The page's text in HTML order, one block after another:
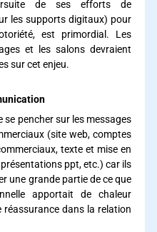
de ses efforts de
les supports digitaux) pour
est primordial. Les
et les salons devraient
sur cet enjeu.
se pencher sur les messages
(site web, comptes
texte et mise en
ppt, etc.) car ils
une grande partie de ce que
apportait de chaleur
réassurance dans la relation